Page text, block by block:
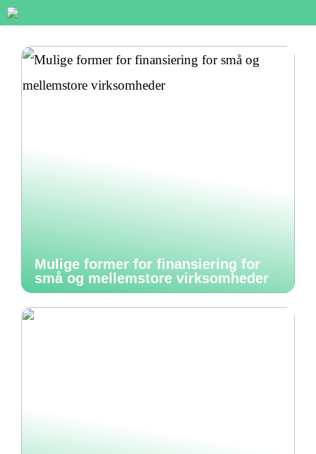
Mulige former for finansiering for
små og mellemstore virksomheder